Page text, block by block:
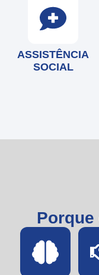
ASSISTÊNCIA
SOCIAL
Porque